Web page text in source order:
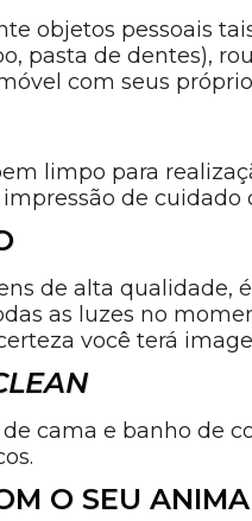
objetos pessoais
pasta de dentes),
com seus
limpo para
de cuidado
de alta qualidade,
as luzes no
você terá
cama e banho de
O SEU